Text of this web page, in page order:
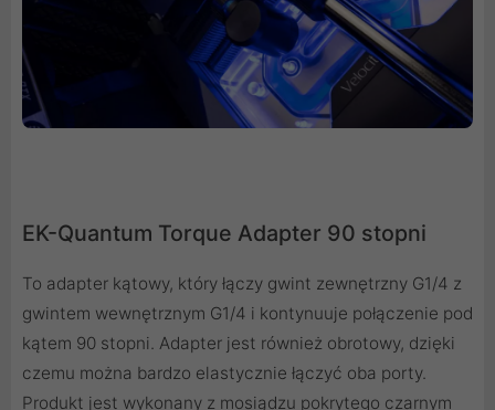
EK-Quantum Torque Adapter 90 stopni
To adapter kątowy, który łączy gwint zewnętrzny G1/4 z
gwintem wewnętrznym G1/4 i kontynuuje połączenie pod
kątem 90 stopni. Adapter jest również obrotowy, dzięki
czemu można bardzo elastycznie łączyć oba porty.
Produkt jest wykonany z mosiądzu pokrytego czarnym